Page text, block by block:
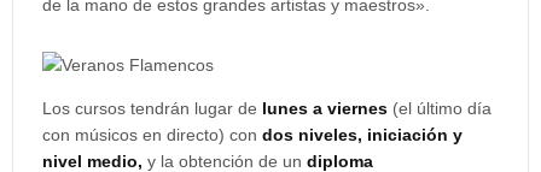
de la mano de estos grandes artistas y maestros».
Los cursos tendrán lugar de lunes a viernes (el último día
con músicos en directo) con dos niveles, iniciación y
nivel medio, y la obtención de un diploma